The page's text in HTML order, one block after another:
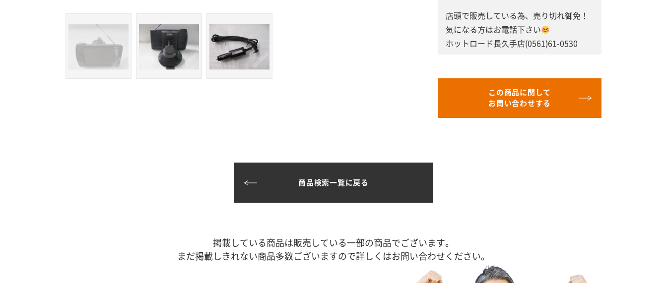
店頭で販売している為、売り切れ御免！
気になる方はお電話下さい
ホットロード長久手店(0561)61-0530
この商品に関して
お問い合わせする
商品検索一覧に戻る
掲載している商品は販売している一部の商品でございます。
まだ掲載しきれない商品多数ございますので詳しくはお問い合わせください。